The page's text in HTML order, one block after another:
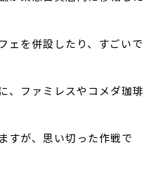
ェを併設したり、すごいで
、ファミレスやコメダ珈琲
すが、思い切った作戦で